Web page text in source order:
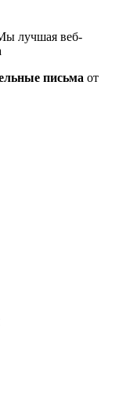
лучшая веб-
письма от